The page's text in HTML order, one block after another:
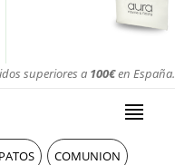
superiores a 100€en España.
COMUNION